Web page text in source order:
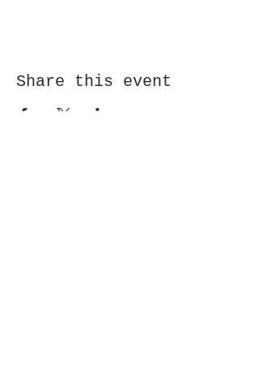
Share this event